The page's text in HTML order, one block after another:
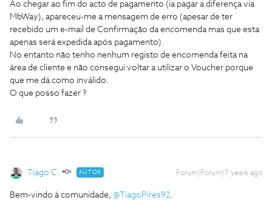
Ao chegar ao fim do acto de pagamento (ia pagar a diferença via
MbWay), apareceu-me a mensagem de erro (apesar de ter
recebido um e-mail de Confirmação da encomenda mas que esta
apenas será expedida após pagamento).
No entanto não tenho nenhum registo de encomenda feita na
área de cliente e não consegui voltar a utilizar o Voucher porque
que me dá como inválido.
O que posso fazer ?
Tiago C. AUTOR Forum|Forum|7 years ago
Bem-vindo à comunidade, @TiagoPires92